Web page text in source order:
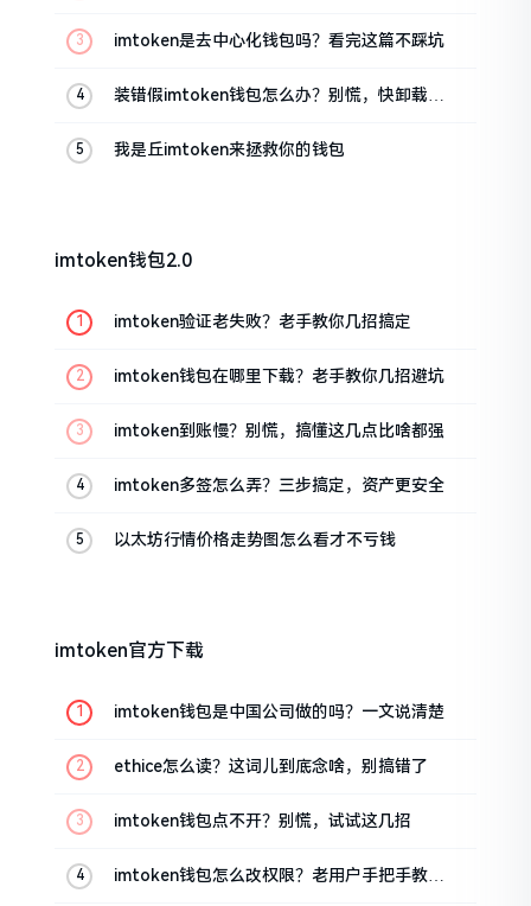
imtoken是去中心化钱包吗？看完这篇不踩坑
装错假imtoken钱包怎么办？别慌，快卸载，
我是丘imtoken来拯救你的钱包
imtoken钱包2.0
imtoken验证老失败？老手教你几招搞定
imtoken钱包在哪里下载？老手教你几招避坑
imtoken到账慢？别慌，搞懂这几点比啥都强
imtoken多签怎么弄？三步搞定，资产更安全
以太坊行情价格走势图怎么看才不亏钱
imtoken官方下载
imtoken钱包是中国公司做的吗？一文说清楚
ethice怎么读？这词儿到底念啥，别搞错了
imtoken钱包点不开？别慌，试试这几招
imtoken钱包怎么改权限？老用户手把手教你